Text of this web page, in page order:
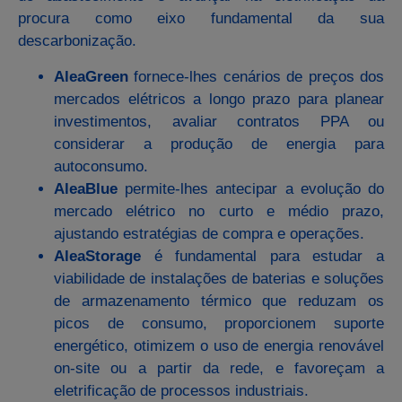
procura como eixo fundamental da sua
descarbonização.
AleaGreen fornece-lhes cenários de preços dos
mercados elétricos a longo prazo para planear
investimentos, avaliar contratos PPA ou
considerar a produção de energia para
autoconsumo.
AleaBlue permite-lhes antecipar a evolução do
mercado elétrico no curto e médio prazo,
ajustando estratégias de compra e operações.
AleaStorage é fundamental para estudar a
viabilidade de instalações de baterias e soluções
de armazenamento térmico que reduzam os
picos de consumo, proporcionem suporte
energético, otimizem o uso de energia renovável
on-site ou a partir da rede, e favoreçam a
eletrificação de processos industriais.